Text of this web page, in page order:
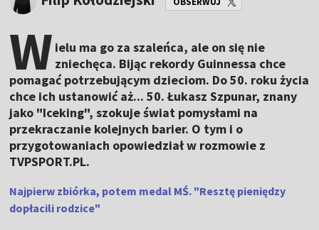
W ielu ma go za szaleńca, ale on się nie
zniechęca. Bijąc rekordy Guinnessa chce
pomagać potrzebującym dzieciom. Do 50. roku życia
chce ich ustanowić aż... 50. Łukasz Szpunar, znany
jako "Iceking", szokuje świat pomysłami na
przekraczanie kolejnych barier. O tym i o
przygotowaniach opowiedział w rozmowie z
TVPSPORT.PL.
Najpierw zbiórka, potem medal MŚ. "Resztę pieniędzy
dopłacili rodzice"